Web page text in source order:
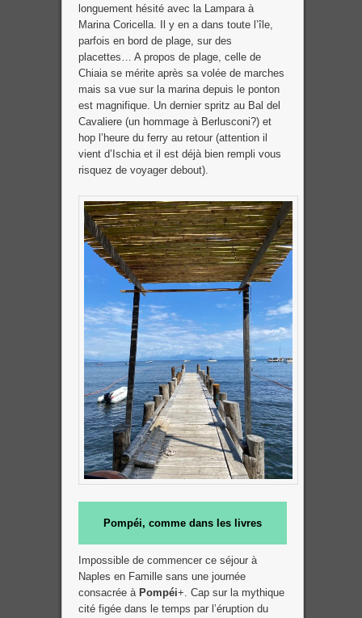
longuement hésité avec la Lampara à
Marina Coricella. Il y en a dans toute l’île,
parfois en bord de plage, sur des
placettes… A propos de plage, celle de
Chiaia se mérite après sa volée de marches
mais sa vue sur la marina depuis le ponton
est magnifique. Un dernier spritz au Bal del
Cavaliere (un hommage à Berlusconi?) et
hop l’heure du ferry au retour (attention il
vient d’Ischia et il est déjà bien rempli vous
risquez de voyager debout).
Pompéi, comme dans les livres
Impossible de commencer ce séjour à
Naples en Famille sans une journée
consacrée à Pompéi+. Cap sur la mythique
cité figée dans le temps par l’éruption du